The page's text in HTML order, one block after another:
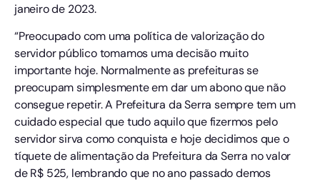
janeiro de 2023.
“Preocupado com uma política de valorização do
servidor público tomamos uma decisão muito
importante hoje. Normalmente as prefeituras se
preocupam simplesmente em dar um abono que não
consegue repetir. A Prefeitura da Serra sempre tem um
cuidado especial que tudo aquilo que fizermos pelo
servidor sirva como conquista e hoje decidimos que o
tíquete de alimentação da Prefeitura da Serra no valor
de R$ 525, lembrando que no ano passado demos